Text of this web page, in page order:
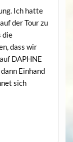
Ich hatte
der Tour zu
die
dass wir
DAPHNE
Einhand
sich